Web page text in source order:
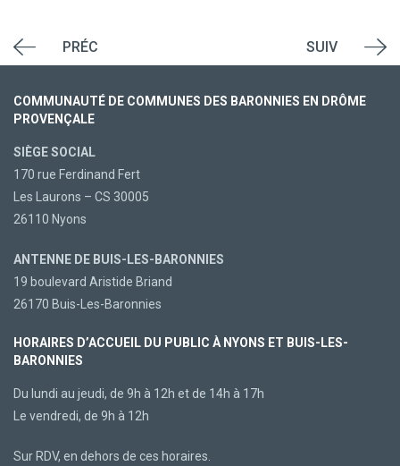
PRÉC SUIV
COMMUNAUTÉ DE COMMUNES DES BARONNIES EN DRÔME
PROVENÇALE
SIÈGE SOCIAL
170 rue Ferdinand Fert
Les Laurons – CS 30005
26110 Nyons
ANTENNE DE BUIS-LES-BARONNIES
19 boulevard Aristide Briand
26170 Buis-Les-Baronnies
HORAIRES D’ACCUEIL DU PUBLIC À NYONS ET BUIS-LES-
BARONNIES
Du lundi au jeudi, de 9h à 12h et de 14h à 17h
Le vendredi, de 9h à 12h
Sur RDV, en dehors de ces horaires.